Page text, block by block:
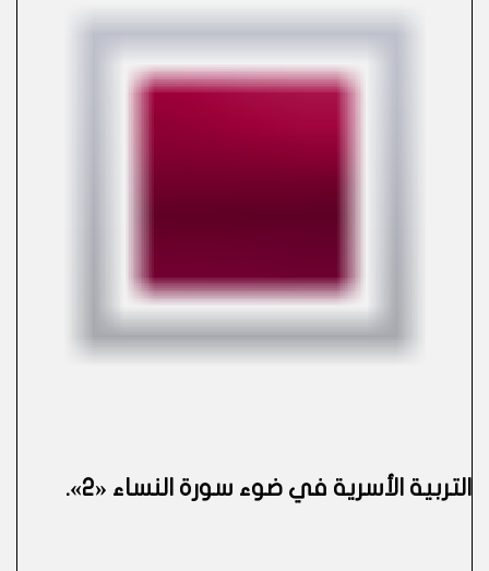
التربية الأسرية في ضوء سورة النساء «2» .